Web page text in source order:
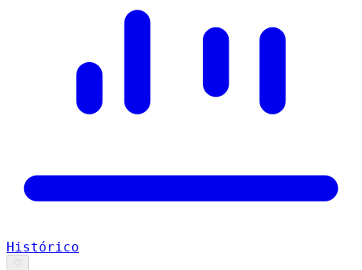
Histórico
♡